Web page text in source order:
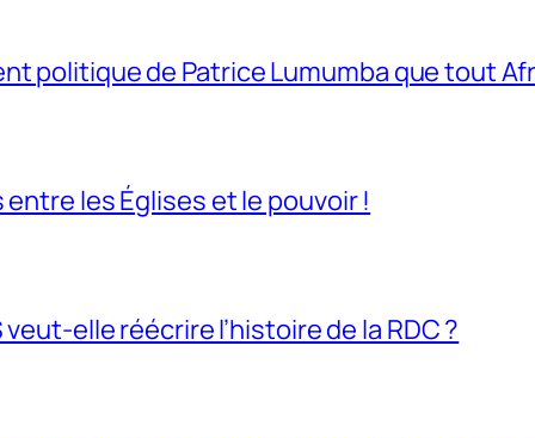
politique de Patrice Lumumba que tout
les Églises et le pouvoir !
elle réécrire l’histoire de la RDC ?